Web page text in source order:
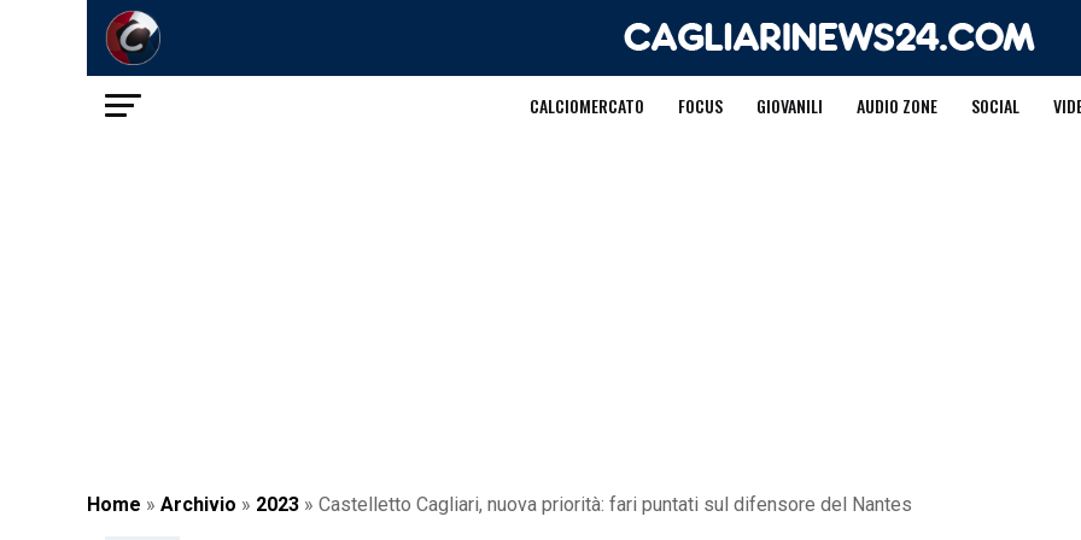
CALCIOMERCATO FOCUS GIOVANILI AUDIO ZONE SOCIAL
Home » Archivio » 2023 » Castelletto Cagliari, nuova priorità: fari puntati sul difensore del Nantes